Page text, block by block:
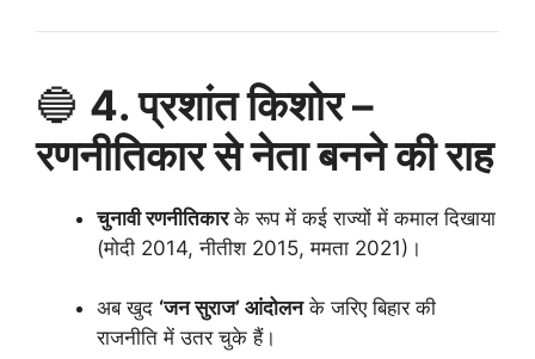
🔵 4. प्रशांत किशोर –
रणनीतिकार से नेता बनने की राह
चुनावी रणनीतिकारके रूप में कई राज्यों में कमाल दिखाया
(मोदी 2014, नीतीश 2015, ममता 2021)।
अब खुद ‘जन सुराज’ आंदोलनके जरिए बिहार की
राजनीति में उतर चुके हैं।